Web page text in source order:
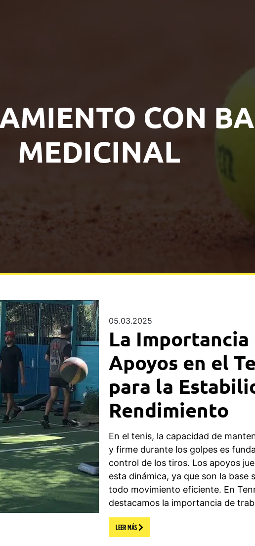
CON
MEDICINAL
05.03.2025
La Importancia
Apoyos en el
para la
Rendimiento
En el tenis, la capacidad de
y firme durante los golpes es
control de los tiros. Los apoyos
esta dinámica, ya que son la base
todo movimiento eficiente. En
destacamos la importancia de
LEER MÁS